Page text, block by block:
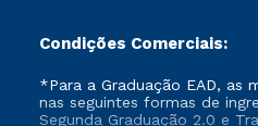
Condições Comerciais:
*Para a Graduação EAD, as
nas seguintes formas de
Segunda Graduação 2.0 e